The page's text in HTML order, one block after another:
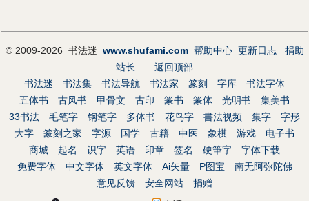
© 2009-2026 书法迷 www.shufami.com 帮助中心 更新日志
捐助
站长
返回顶部
书法迷
书法集 书法导航 书法家 篆刻 字库
书法字体
五体书
古风书 甲骨文 古印 篆书 篆体 光明书
集美书
33书法
毛笔字 钢笔字 多体书 花鸟字 書法视频 集字
字形
大字
篆刻之家 字源 国学 古籍 中医 象棋 游戏
电子书
商城
起名 识字 英语 印章 签名 硬筆字
字体下载
免费字体
中文字体 英文字体 Ai矢量 P图宝
南无阿弥陀佛
意见反馈
安全网站
捐赠